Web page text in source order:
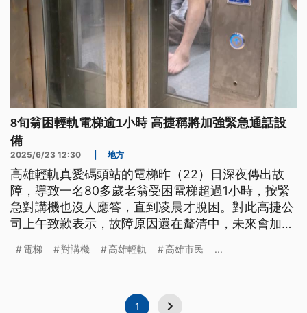
8旬翁困輕軌電梯逾1小時 高捷稱將加強緊急通話設
備
2025/6/23 12:30 地方
高雄輕軌真愛碼頭站的電梯昨（22）日深夜傳出故
障，導致一名80多歲老翁受困電梯超過1小時，按緊
急對講機也沒人應答，直到凌晨才脫困。對此高捷公
司上午致歉表示，故障原因還在釐清中，未來會加強
電梯 對講機 高雄輕軌 高雄市民 ...
1